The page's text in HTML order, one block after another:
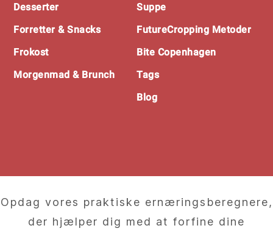
Desserter
Forretter & Snacks
Frokost
Morgenmad & Brunch
Suppe
FutureCropping Metoder
Bite Copenhagen
Tags
Blog
Opdag vores praktiske ernæringsberegnere,
der hjælper dig med at forfine dine